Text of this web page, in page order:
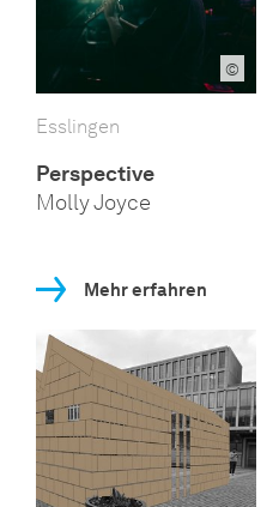
©
Esslingen
Perspective
Molly Joyce
Mehr erfahren